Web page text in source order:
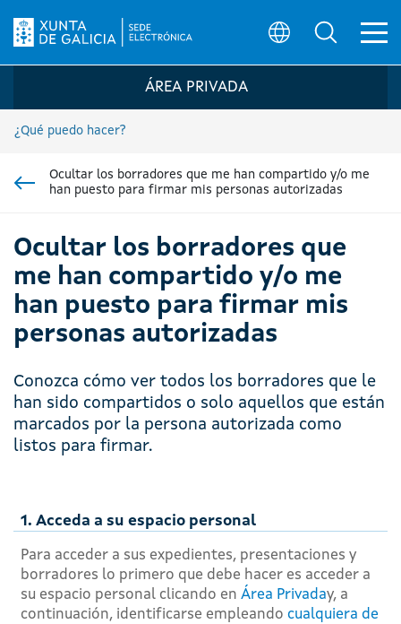
Logo de la Sede electrónica de la
ÁREA PRIVADA
¿Qué puedo hacer?
Ir á sección pai
Ocultar los borradores que me han compartido y/o me
han puesto para firmar mis personas autorizadas
Ocultar los borradores que
me han compartido y/o me
han puesto para firmar mis
personas autorizadas
Conozca cómo ver todos los borradores que le
han sido compartidos o solo aquellos que están
marcados por la persona autorizada como
listos para firmar.
1. Acceda a su espacio personal
Para acceder a sus expedientes, presentaciones y
borradores lo primero que debe hacer es acceder a
su espacio personal clicando en Área Privaday, a
continuación, identificarse empleando cualquiera de